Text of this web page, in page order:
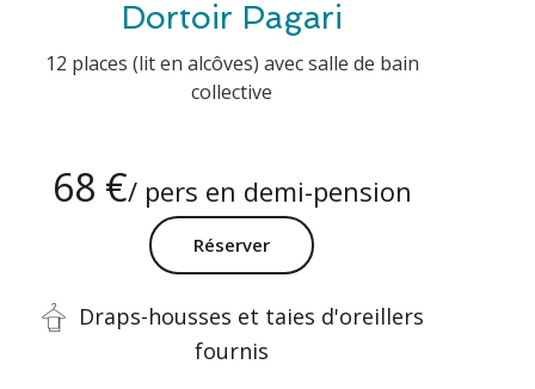
Dortoir Pagari
12 places (lit en alcôves) avec salle de bain
collective
68 €/ pers en demi-pension
Réserver
Draps-housses et taies d'oreillers
fournis